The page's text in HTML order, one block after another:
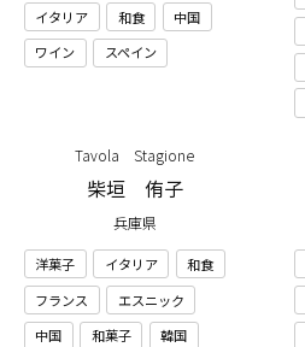
イタリア 和食
中国
ワイン
スペイン
Tavola Stagione
柴垣 侑子
兵庫県
洋菓子 イタリア
和食
フランス
エスニック
中国
和菓子
韓国